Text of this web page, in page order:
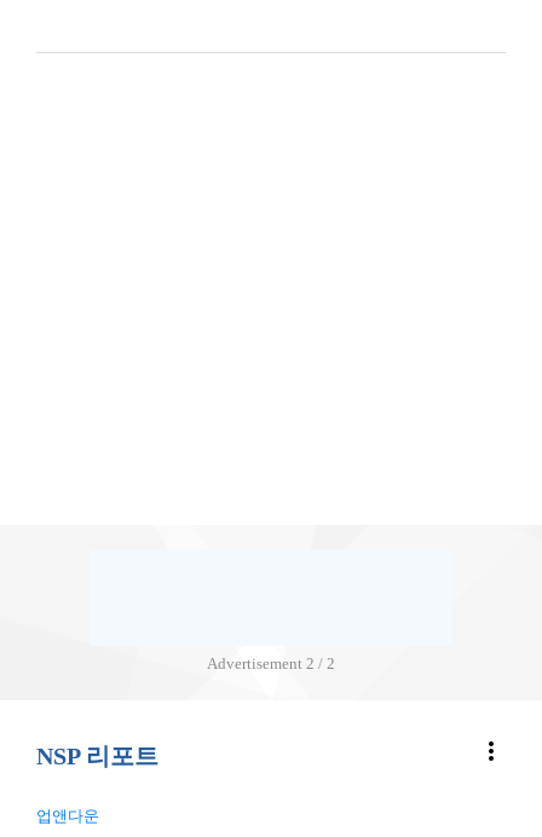
Advertisement 2 / 2
NSP 리포트 more_vert
업앤다운